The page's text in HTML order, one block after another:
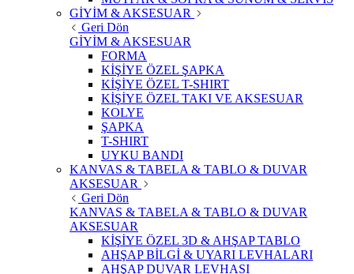
GİYİM & AKSESUAR
Geri Dön
GİYİM & AKSESUAR
FORMA
KİŞİYE ÖZEL ŞAPKA
KİŞİYE ÖZEL T-SHIRT
KİŞİYE ÖZEL TAKI VE AKSESUAR
KOLYE
ŞAPKA
T-SHIRT
UYKU BANDI
KANVAS & TABELA & TABLO & DUVAR
AKSESUAR
Geri Dön
KANVAS & TABELA & TABLO & DUVAR
AKSESUAR
KİŞİYE ÖZEL 3D & AHŞAP TABLO
AHŞAP BİLGİ & UYARI LEVHALARI
AHŞAP DUVAR LEVHASI